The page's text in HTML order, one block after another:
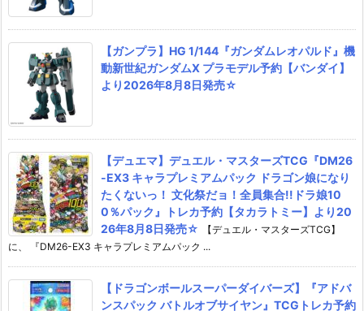
【ガンプラ】HG 1/144『ガンダムレオパルド』機
動新世紀ガンダムX プラモデル予約【バンダイ】
より2026年8月8日発売☆
【デュエマ】デュエル・マスターズTCG『DM26
-EX3 キャラプレミアムパック ドラゴン娘になり
たくないっ！ 文化祭だョ！全員集合!!ドラ娘10
0％パック』トレカ予約【タカラトミー】より20
26年8月8日発売☆
【デュエル・マスターズTCG】
に、 『DM26-EX3 キャラプレミアムパック ...
【ドラゴンボールスーパーダイバーズ】『アドバ
ンスパック バトルオブサイヤン』TCGトレカ予約